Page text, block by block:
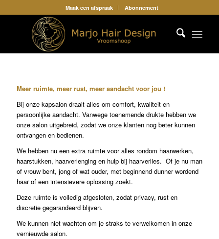
Maak een afspraak Abonnement
Meer ruimte, meer rust, meer aandacht voor jou !
Bij onze kapsalon draait alles om comfort, kwaliteit en
persoonlijke aandacht. Vanwege toenemende drukte hebben we
onze salon uitgebreid, zodat we onze klanten nog beter kunnen
ontvangen en bedienen.
We hebben nu een extra ruimte voor alles rondom haarwerken,
haarstukken, haarverlenging en hulp bij haarverlies. Of je nu man
of vrouw bent, jong of wat ouder, met beginnend dunner wordend
haar of een intensievere oplossing zoekt.
Deze ruimte is volledig afgesloten, zodat privacy, rust en
discretie gegarandeerd blijven.
We kunnen niet wachten om je straks te verwelkomen in onze
vernieuwde salon.